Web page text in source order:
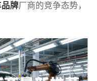
牌厂商的竞争态势，